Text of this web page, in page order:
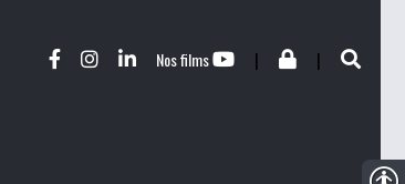
Nos films | |